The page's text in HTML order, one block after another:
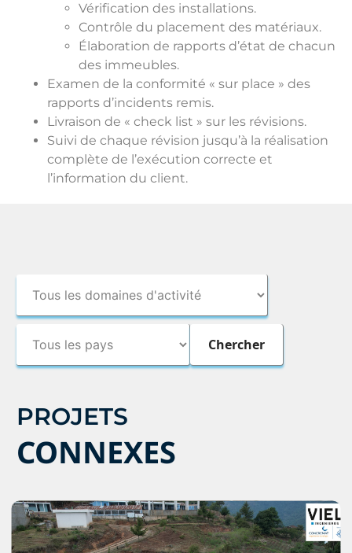
Vérification des installations.
Contrôle du placement des matériaux.
Élaboration de rapports d’état de chacun
des immeubles.
Examen de la conformité « sur place » des
rapports d’incidents remis.
Livraison de « check list » sur les révisions.
Suivi de chaque révision jusqu’à la réalisation
complète de l’exécution correcte et
l’information du client.
PROJETS
CONNEXES